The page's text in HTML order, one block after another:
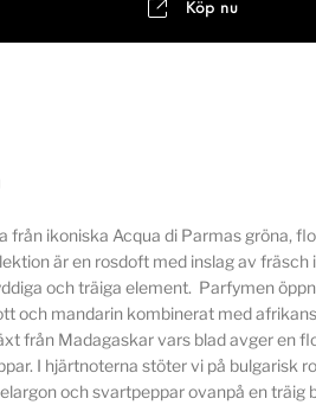
Köp nu
från ikoniska Acqua di Parmas gröna,
är en rosdoft med inslag av fräsch
och träiga element. Parfymen
och mandarin kombinerat med
från Madagaskar vars blad avger en
I hjärtnoterna stöter vi på bulgarisk
och svartpeppar ovanpå en träig